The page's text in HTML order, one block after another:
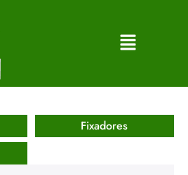
Fixadores